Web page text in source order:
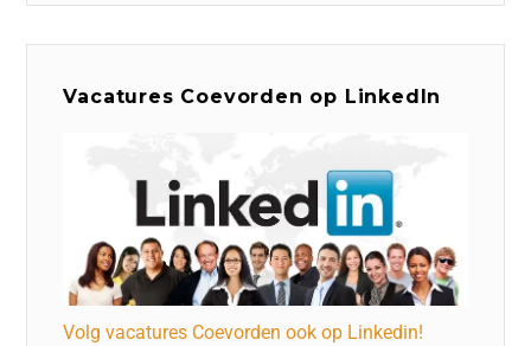
Vacatures Coevorden op LinkedIn
Volg vacatures Coevorden ook op Linkedin!